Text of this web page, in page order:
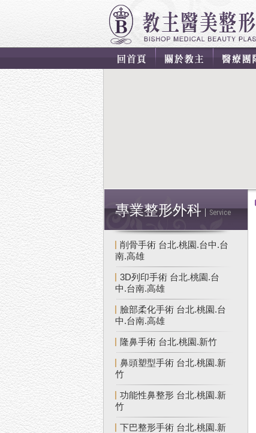
專業整形外科 Service
削骨手術 台北.桃園.台中.台
南.高雄
3D列印手術 台北.桃園.台
中.台南.高雄
臉部柔化手術 台北.桃園.台
中.台南.高雄
隆鼻手術 台北.桃園.新竹
鼻頭塑型手術 台北.桃園.新
竹
功能性鼻整形 台北.桃園.新
竹
下巴整形手術 台北.桃園.新